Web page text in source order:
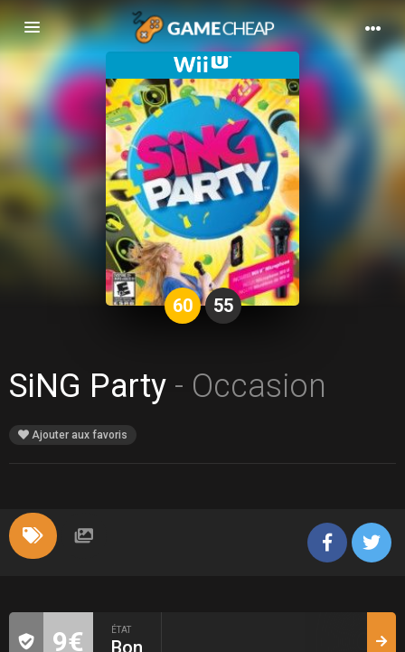
Basculer
la
navigation
60 55
SiNG Party - Occasion
Ajouter aux favoris
9€ ÉTAT
Bon